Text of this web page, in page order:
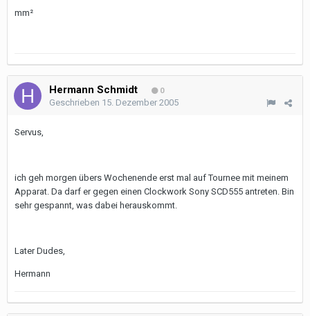
mm²
Hermann Schmidt 0
Geschrieben 15. Dezember 2005
Servus,
ich geh morgen übers Wochenende erst mal auf Tournee mit meinem
Apparat. Da darf er gegen einen Clockwork Sony SCD555 antreten. Bin
sehr gespannt, was dabei herauskommt.
Later Dudes,
Hermann